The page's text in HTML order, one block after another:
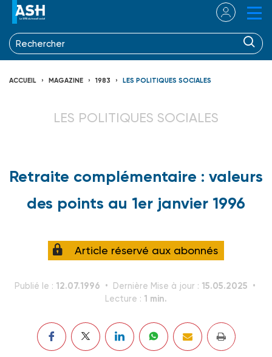
ACCUEIL MAGAZINE 1983 LES POLITIQUES SOCIALES
LES POLITIQUES SOCIALES
Retraite complémentaire : valeurs
des points au 1er janvier 1996
Article réservé aux abonnés
Publié le : 12.07.1996 Dernière Mise à jour : 15.05.2025
Lecture : 1 min.